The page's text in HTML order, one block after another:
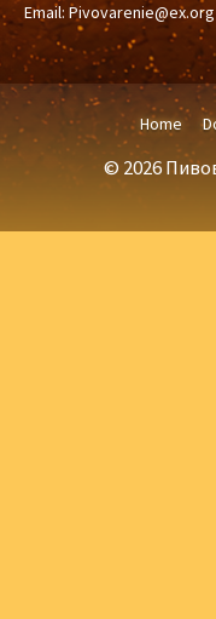
Email: Pivovarenie@ex.org
Home
© 2026